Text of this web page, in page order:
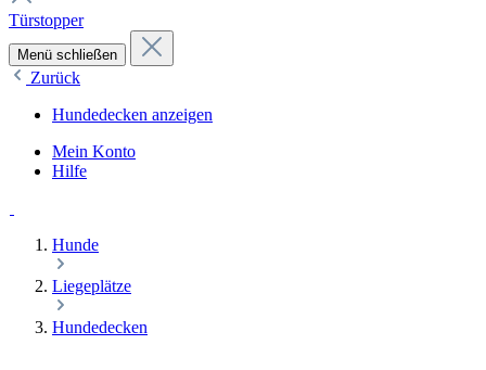
Türstopper
Menü schließen
Zurück
Hundedecken anzeigen
Mein Konto
Hilfe
Hunde
Liegeplätze
Hundedecken